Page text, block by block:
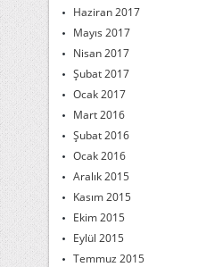
Haziran 2017
Mayıs 2017
Nisan 2017
Şubat 2017
Ocak 2017
Mart 2016
Şubat 2016
Ocak 2016
Aralık 2015
Kasım 2015
Ekim 2015
Eylül 2015
Temmuz 2015